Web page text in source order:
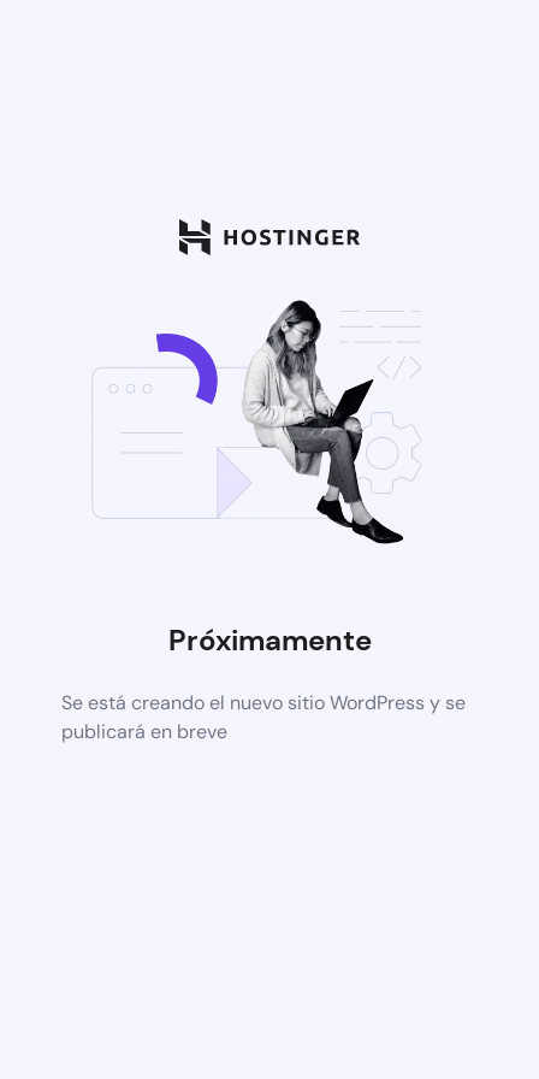
Próximamente
Se está creando el nuevo sitio WordPress y se
publicará en breve